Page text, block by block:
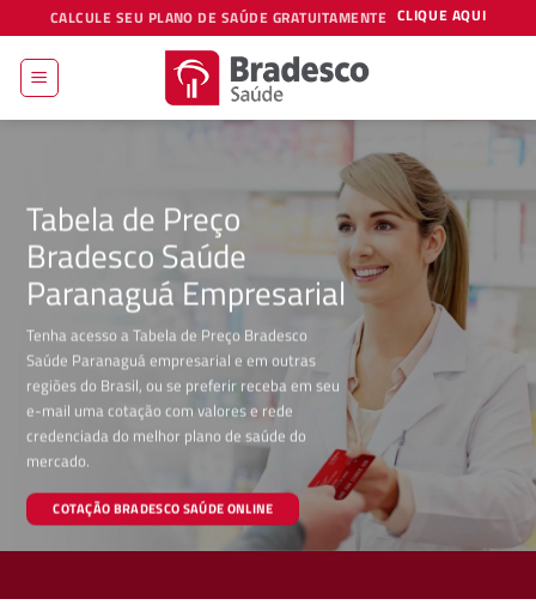
to
content
CALCULE SEU PLANO DE SAÚDE GRATUITAMENTE CLIQUE AQUI
Tabela de Preço
Bradesco Saúde
Paranaguá Empresarial
Tenha acesso a Tabela de Preço Bradesco
Saúde Paranaguá empresarial e em outras
regiões do Brasil, ou se preferir receba em seu
e-mail uma cotação com valores e rede
credenciada do melhor plano de saúde do
mercado.
COTAÇÃO BRADESCO SAÚDE ONLINE